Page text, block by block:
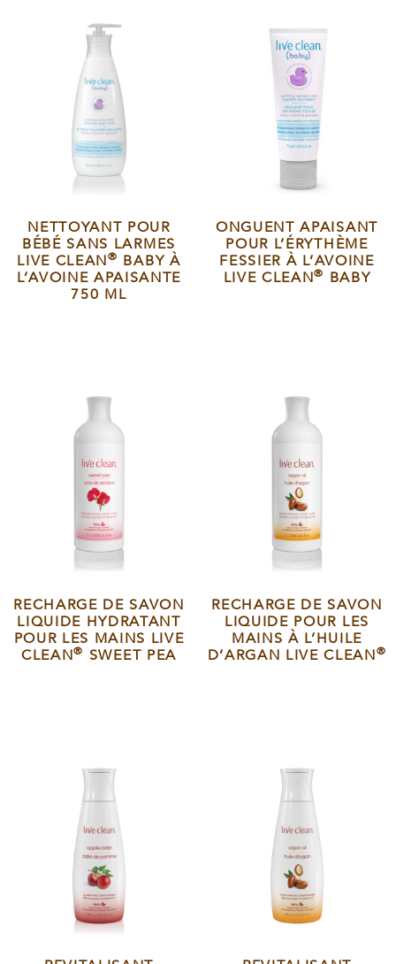
NETTOYANT POUR
BÉBÉ SANS LARMES
LIVE CLEAN® BABY À
L’AVOINE APAISANTE
750 ML
ONGUENT APAISANT
POUR L’ÉRYTHÈME
FESSIER À L’AVOINE
LIVE CLEAN® BABY
RECHARGE DE SAVON
LIQUIDE HYDRATANT
POUR LES MAINS LIVE
CLEAN® SWEET PEA
RECHARGE DE SAVON
LIQUIDE POUR LES
MAINS À L’HUILE
D’ARGAN LIVE CLEAN®